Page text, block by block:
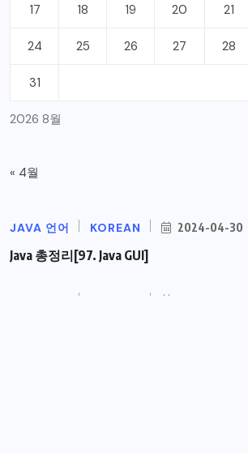
2026 8월
17 18 19 20 21
24 25 26 27 28
31
« 4월
JAVA 언어 KOREAN 2024-04-30
Java 총정리[97. Java GUI]